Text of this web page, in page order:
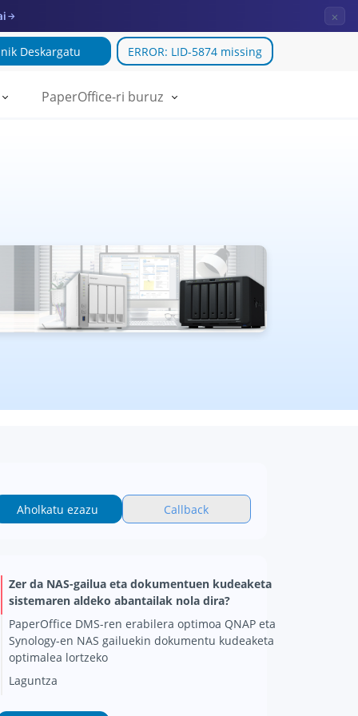
→ ×
Deskargatu ERROR: LID-5874 missing
PaperOffice-ri buruz
Aholkatu ezazu Callback
Zer da NAS-gailua eta dokumentuen kudeaketa
sistemaren aldeko abantailak nola dira?
PaperOffice DMS-ren erabilera optimoa QNAP eta
Synology-en NAS gailuekin dokumentu kudeaketa
optimalea lortzeko
Laguntza